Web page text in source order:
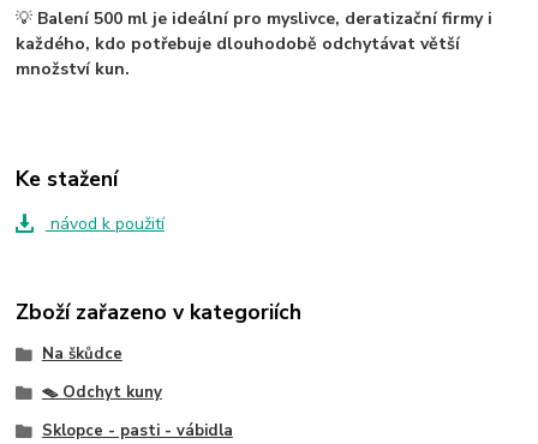
💡 Balení 500 ml je ideální pro myslivce, deratizační firmy i
každého, kdo potřebuje dlouhodobě odchytávat větší
množství kun.
Ke stažení
návod k použití
Zboží zařazeno v kategoriích
Na škůdce
🪤 Odchyt kuny
Sklopce - pasti - vábidla